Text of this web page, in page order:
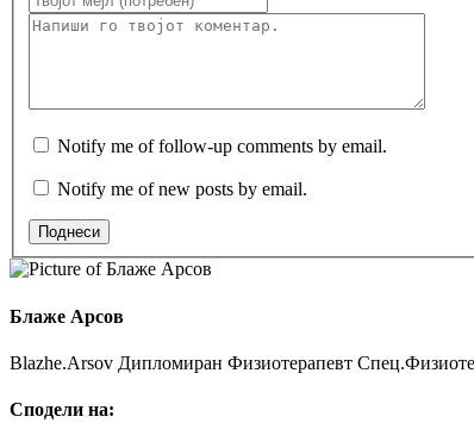
Notify me of follow-up comments by email.
Notify me of new posts by email.
Поднеси
Блаже Арсов
Blazhe.Arsov Дипломиран Физиотерапевт
Сподели на: